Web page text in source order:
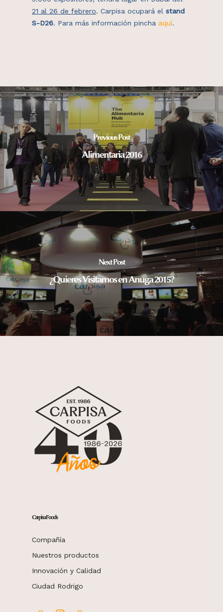
21 al 26 de febrero. Carpisa ocupará el stand
S-D26. Para más información pincha aquí.
Previous Post
Alimentaria 2016
Next Post
¿Quieres Visitarnos en Anuga 2015?
Carpisa Foods
Compañía
Nuestros productos
Innovación y Calidad
Ciudad Rodrigo